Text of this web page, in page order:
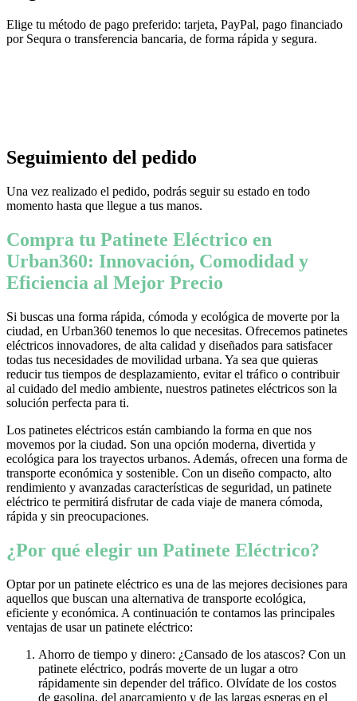
Elige tu método de pago preferido: tarjeta, PayPal, pago financiado
por Sequra o transferencia bancaria, de forma rápida y segura.
Seguimiento del pedido
Una vez realizado el pedido, podrás seguir su estado en todo
momento hasta que llegue a tus manos.
Compra tu Patinete Eléctrico en
Urban360: Innovación, Comodidad y
Eficiencia al Mejor Precio
Si buscas una forma rápida, cómoda y ecológica de moverte por la
ciudad, en Urban360 tenemos lo que necesitas. Ofrecemos patinetes
eléctricos innovadores, de alta calidad y diseñados para satisfacer
todas tus necesidades de movilidad urbana. Ya sea que quieras
reducir tus tiempos de desplazamiento, evitar el tráfico o contribuir
al cuidado del medio ambiente, nuestros patinetes eléctricos son la
solución perfecta para ti.
Los patinetes eléctricos están cambiando la forma en que nos
movemos por la ciudad. Son una opción moderna, divertida y
ecológica para los trayectos urbanos. Además, ofrecen una forma de
transporte económica y sostenible. Con un diseño compacto, alto
rendimiento y avanzadas características de seguridad, un patinete
eléctrico te permitirá disfrutar de cada viaje de manera cómoda,
rápida y sin preocupaciones.
¿Por qué elegir un Patinete Eléctrico?
Optar por un patinete eléctrico es una de las mejores decisiones para
aquellos que buscan una alternativa de transporte ecológica,
eficiente y económica. A continuación te contamos las principales
ventajas de usar un patinete eléctrico:
Ahorro de tiempo y dinero: ¿Cansado de los atascos? Con un
patinete eléctrico, podrás moverte de un lugar a otro
rápidamente sin depender del tráfico. Olvídate de los costos
de gasolina, del aparcamiento y de las largas esperas en el